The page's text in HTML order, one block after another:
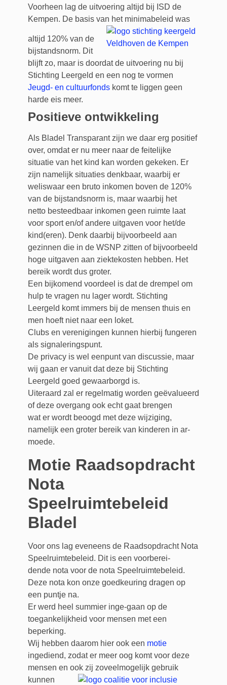
Voorheen lag de uitvoering altijd bij ISD de
Kempen. De basis van het minimabeleid was
altijd 120% van de
bijstandsnorm. Dit
blijft zo, maar is doordat de uitvoering nu bij
Stichting Leergeld en een nog te vormen
Jeugd- en cultuurfondskomt te liggen geen
harde eis meer.
Positieve ontwikkeling
Als Bladel Transparant zijn we daar erg positief
over, omdat er nu meer naar de feitelijke
situatie van het kind kan worden gekeken. Er
zijn namelijk situaties denkbaar, waarbij er
weliswaar een bruto inkomen boven de 120%
van de bijstandsnorm is, maar waarbij het
netto besteedbaar inkomen geen ruimte laat
voor sport en/of andere uitgaven voor het/de
kind(eren). Denk daarbij bijvoorbeeld aan
gezinnen die in de WSNP zitten of bijvoorbeeld
hoge uitgaven aan ziektekosten hebben. Het
bereik wordt dus groter.
Een bijkomend voordeel is dat de drempel om
hulp te vragen nu lager wordt. Stichting
Leergeld komt immers bij de mensen thuis en
men hoeft niet naar een loket.
Clubs en verenigingen kunnen hierbij fungeren
als signaleringspunt.
De privacy is wel eenpunt van discussie, maar
wij gaan er vanuit dat deze bij Stichting
Leergeld goed gewaarborgd is.
Uiteraard zal er regelmatig worden geëvalueerd
of deze overgang ook echt gaat brengen
wat er wordt beoogd met deze wijziging,
namelijk een groter bereik van kinderen in ar-
moede.
Motie Raadsopdracht
Nota
Speelruimtebeleid
Bladel
Voor ons lag eveneens de Raadsopdracht Nota
Speelruimtebeleid. Dit is een voorberei-
dende nota voor de nota Speelruimtebeleid.
Deze nota kon onze goedkeuring dragen op
een puntje na.
Er werd heel summier inge-gaan op de
toegankelijkheid voor mensen met een
beperking.
Wij hebben daarom hier ook een motie
ingediend, zodat er meer oog komt voor deze
mensen en ook zij zoveel mogelijk gebruik
kunnen